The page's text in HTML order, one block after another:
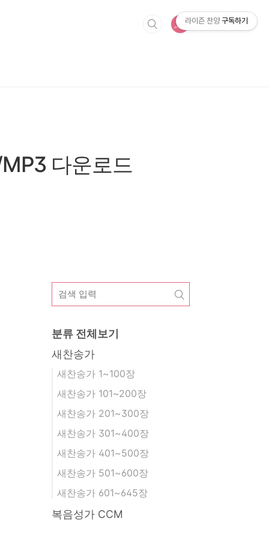
다운로드
분류 전체보기
새찬송가
새찬송가 1~100장
새찬송가 101~200장
새찬송가 201~300장
새찬송가 301~400장
새찬송가 401~500장
새찬송가 501~600장
새찬송가 601~645장
복음성가 CCM
라이즌 찬양 구독하기